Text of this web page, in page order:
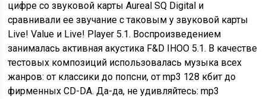
цифре со звуковой карты Aureal SQ Digital и
сравнивали ее звучание с таковым у звуковой карты
Live! Value и Live! Player 5.1. Воспроизведением
занималась активная акустика F&D IHOO 5.1. В качестве
тестовых композиций использовалась музыка всех
жанров: от классики до попсни, от mp3 128 кбит до
фирменных CD-DA. Да-да, не удивляйтесь: mp3